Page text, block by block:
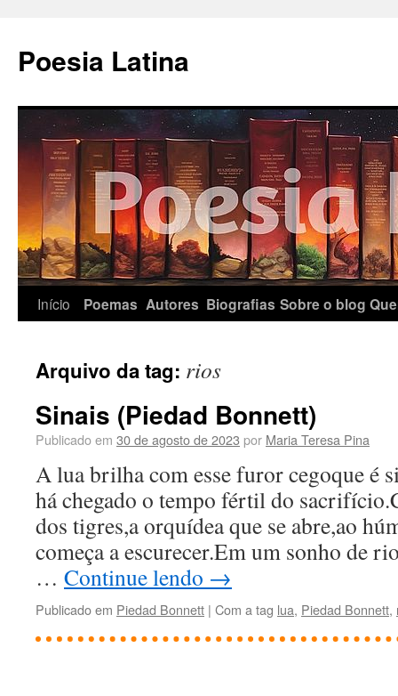
conteúdo
Poesia Latina
Início Poemas Autores Biografias Sobre o blog
Arquivo da tag: rios
Sinais (Piedad Bonnett)
Publicado em 30 de agosto de 2023 por Maria Teresa Pina
A lua brilha com esse furor cegoque é
há chegado o tempo fértil do
dos tigres,a orquídea que se abre,ao
começa a escurecer.Em um sonho de
… Continue lendo →
Publicado em Piedad Bonnett | Com a tag lua, Piedad Bonnett,